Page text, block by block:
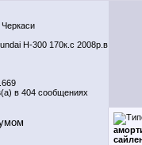
Черкаси
H-300 170к.с 2008р.в
в 404 сообщениях